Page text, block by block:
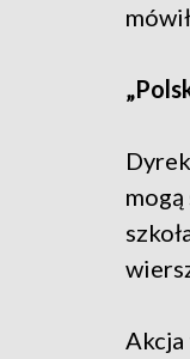
mówił.
mogą
Akcja